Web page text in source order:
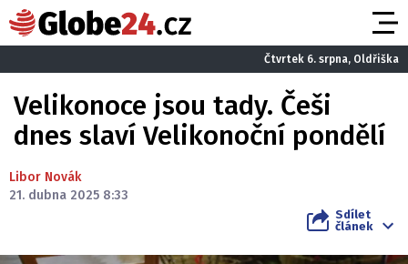
Čtvrtek 6. srpna, Oldřiška
Velikonoce jsou tady. Češi
dnes slaví Velikonoční pondělí
Libor Novák
21. dubna 2025 8:33
Sdílet
článek